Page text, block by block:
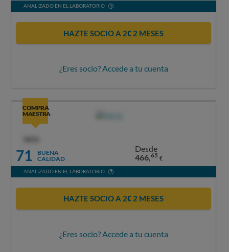
ANALIZADO EN EL LABORATORIO
HAZTE SOCIO A 2€ 2 MESES
¿Eres socio? Accede a tu cuenta
COMPRA
MAESTRA
71
BUENA
CALIDAD
Desde
466,65 €
ANALIZADO EN EL LABORATORIO
HAZTE SOCIO A 2€ 2 MESES
¿Eres socio? Accede a tu cuenta